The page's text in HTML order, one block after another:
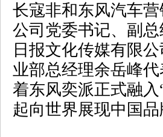
长寇非和东风汽车
公司党委书记、副
日报文化传媒有限
业部总经理余岳峰
着东风奕派正式融入
起向世界展现中国